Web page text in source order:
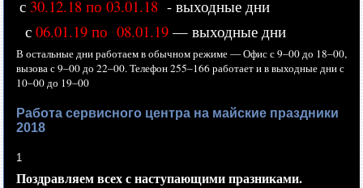
с 30.12.18 по 03.01.18 - выходные дни
с06.01.19 по 08.01.19 — выходные дни
В остальные дни работаемв обычномрежиме —Офис с9–00 до 18–00,
вызова с9–00 до 22–00.Телефон255–166 работаетив выходныедни с
10–00 до 19–00
Работа сервисного центра на майские праздники
2018
1
Поздравляем всехс наступающимипразниками.